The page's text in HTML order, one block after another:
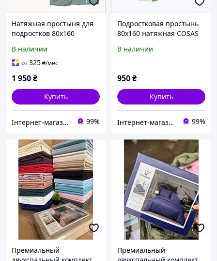
Натяжная простыня для
подростков 80х160
8558E5C68B
В наличии
от325₴/мес
1 950₴
Купить
Інтернет-магазин SaleX 99%
Подростковая простынь
80х160 натяжная COSAS
В наличии
950₴
Купить
Інтернет-магазин SaleX 99%
Премиальный
Премиальный